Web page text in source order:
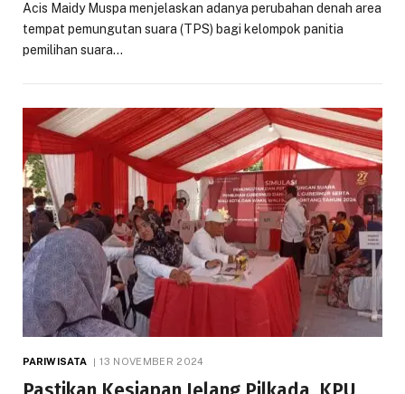
Acis Maidy Muspa menjelaskan adanya perubahan denah area
tempat pemungutan suara (TPS) bagi kelompok panitia
pemilihan suara…
PARIWISATA 13 NOVEMBER 2024